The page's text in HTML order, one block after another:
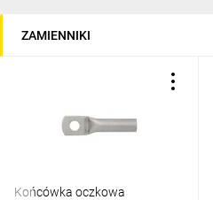
ZAMIENNIKI
Końcówka oczkowa